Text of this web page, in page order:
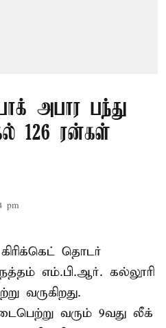
அபார பந்து
126 ரன்கள்
pm
கிரிக்கெட் தொடர்
எம்.பி.ஆர். கல்லூரி
வருகிறது.
வரும் 9வது லீக்